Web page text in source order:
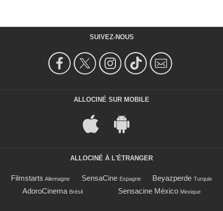
SUIVEZ-NOUS
ALLOCINÉ SUR MOBILE
ALLOCINÉ À L'ÉTRANGER
Filmstarts Allemagne SensaCine Espagne Beyazperde Turquie
AdoroCinema Brésil Sensacine México Mexique